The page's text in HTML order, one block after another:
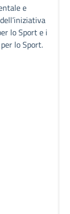
e
lo Sport e i
lo Sport.